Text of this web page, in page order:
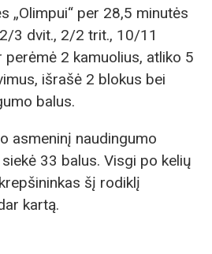
„Olimpui“ per 28,5 minutės
3 dvit., 2/2 trit., 10/11
perėmė 2 kamuolius, atliko 5
išrašė 2 blokus bei
balus.
asmeninį naudingumo
33 balus. Visgi po kelių
šį rodiklį
kartą.